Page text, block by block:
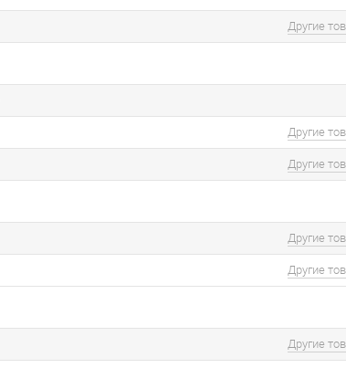
Другие
Другие
Другие
Другие
Другие
Другие